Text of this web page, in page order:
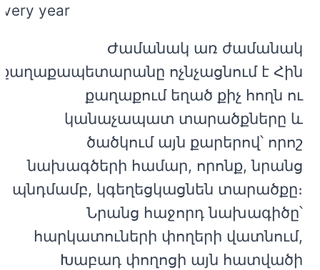
year
Ժամանակ առ ժամանակ
քաղաքապետարանը ոչնչացնում է Հին
քաղաքում եղած քիչ հողն ու
կանաչապատ տարածքները և
ծածկում այն ​​քարերով՝ որոշ
նախագծերի համար, որոնք, նրանց
պնդմամբ, կգեղեցկացնեն տարածքը։
Նրանց հաջորդ նախագիծը՝
հարկատուների փողերի վատնում,
Խաբադ փողոցի այն հատվածի